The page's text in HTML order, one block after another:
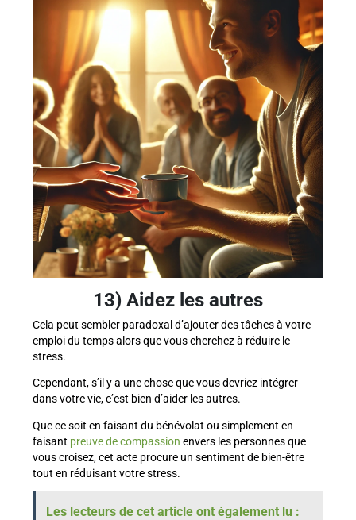
13) Aidez les autres
Cela peut sembler paradoxal d’ajouter des tâches à votre
emploi du temps alors que vous cherchez à réduire le
stress.
Cependant, s’il y a une chose que vous devriez intégrer
dans votre vie, c’est bien d’aider les autres.
Que ce soit en faisant du bénévolat ou simplement en
faisant preuve de compassion envers les personnes que
vous croisez, cet acte procure un sentiment de bien-être
tout en réduisant votre stress.
Les lecteurs de cet article ont également lu :